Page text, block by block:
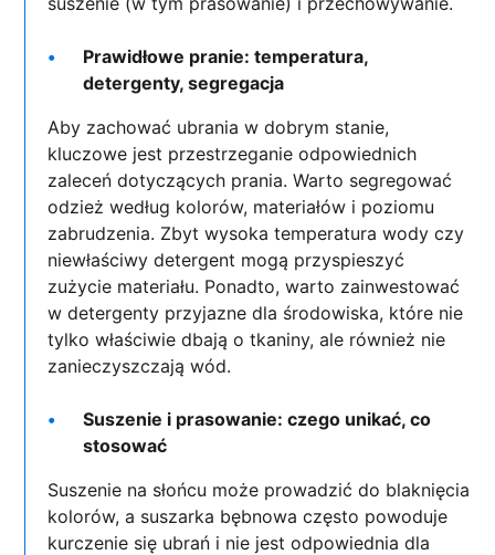
Prawidłowe pranie: temperatura,
detergenty, segregacja
Aby zachować ubrania w dobrym stanie,
kluczowe jest przestrzeganie odpowiednich
zaleceń dotyczących prania. Warto segregować
odzież według kolorów, materiałów i poziomu
zabrudzenia. Zbyt wysoka temperatura wody czy
niewłaściwy detergent mogą przyspieszyć
zużycie materiału. Ponadto, warto zainwestować
w detergenty przyjazne dla środowiska, które nie
tylko właściwie dbają o tkaniny, ale również nie
zanieczyszczają wód.
Suszenie i prasowanie: czego unikać, co
stosować
Suszenie na słońcu może prowadzić do blaknięcia
kolorów, a suszarka bębnowa często powoduje
kurczenie się ubrań i nie jest odpowiednia dla